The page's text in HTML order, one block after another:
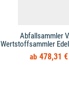
Abfallsammler
Wertstoffsammler
478,31 €